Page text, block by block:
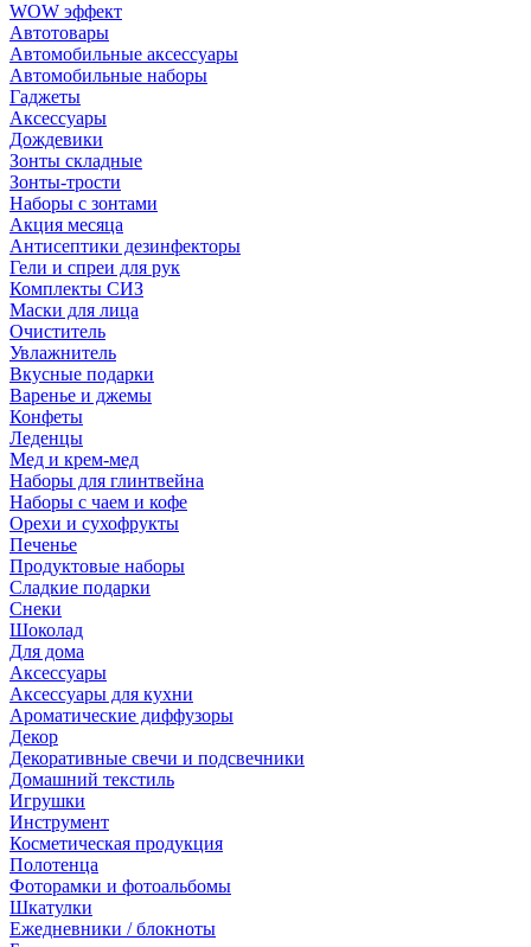
WOW эффект
Автотовары
Автомобильные аксессуары
Автомобильные наборы
Гаджеты
Аксессуары
Дождевики
Зонты складные
Зонты-трости
Наборы с зонтами
Акция месяца
Антисептики дезинфекторы
Гели и спреи для рук
Комплекты СИЗ
Маски для лица
Очиститель
Увлажнитель
Вкусные подарки
Варенье и джемы
Конфеты
Леденцы
Мед и крем-мед
Наборы для глинтвейна
Наборы с чаем и кофе
Орехи и сухофрукты
Печенье
Продуктовые наборы
Сладкие подарки
Снеки
Шоколад
Для дома
Аксессуары
Аксессуары для кухни
Ароматические диффузоры
Декор
Декоративные свечи и подсвечники
Домашний текстиль
Игрушки
Инструмент
Косметическая продукция
Полотенца
Фоторамки и фотоальбомы
Шкатулки
Ежедневники / блокноты